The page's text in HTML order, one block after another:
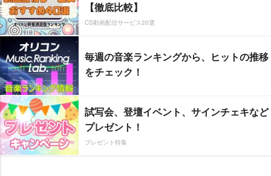
【徹底比較】
CS動画配信サービス20選
毎週の音楽ランキングから、ヒットの推移
をチェック！
試写会、登壇イベント、サインチェキなど
プレゼント！
プレゼント特集